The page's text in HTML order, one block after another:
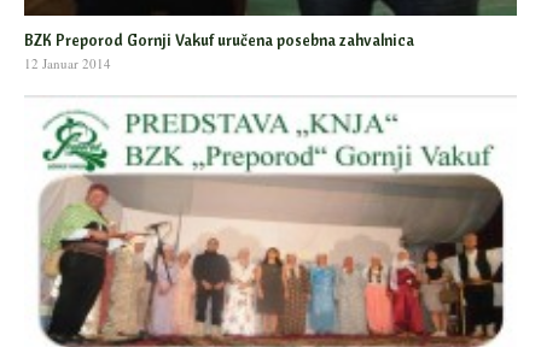
BZK Preporod Gornji Vakuf uručena posebna zahvalnica
12 Januar 2014